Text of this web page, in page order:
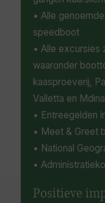
• Alle
speedboot
• Alle excursies
waaronder
kaasproeverij,
Valletta en Mdina
• Entreegelden
• Meet & Greet
• National
•
Positieve